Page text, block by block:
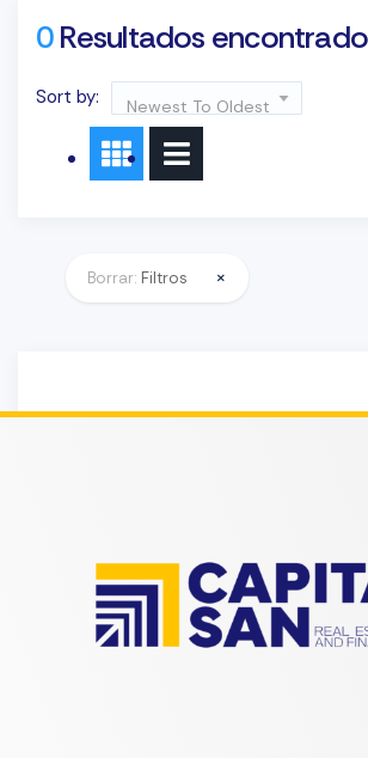
0Resultados
Sort by: Newest To Oldest
Borrar: Filtros ×